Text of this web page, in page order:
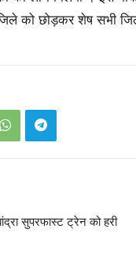
को छोड़कर शेष सभी
सुपरफास्ट ट्रेन को हरी